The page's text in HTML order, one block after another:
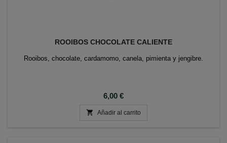
ROOIBOS CHOCOLATE CALIENTE
Rooibos, chocolate, cardamomo, canela, pimienta y jengibre.
Precio
6,00 €
 Añadir al carrito